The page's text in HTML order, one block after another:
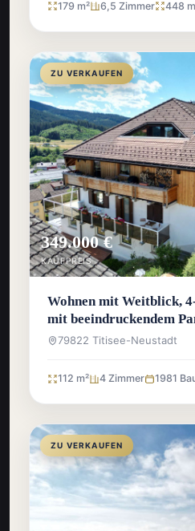
179 m² 6,5 Zimmer 448
ZU VERKAUFEN
349.000 €
KAUFPREIS
Wohnen mit Weitblick,
mit beeindruckendem
Titisee-Neustadt
79822 Titisee-Neustadt
112 m² 4 Zimmer 1981
ZU VERKAUFEN